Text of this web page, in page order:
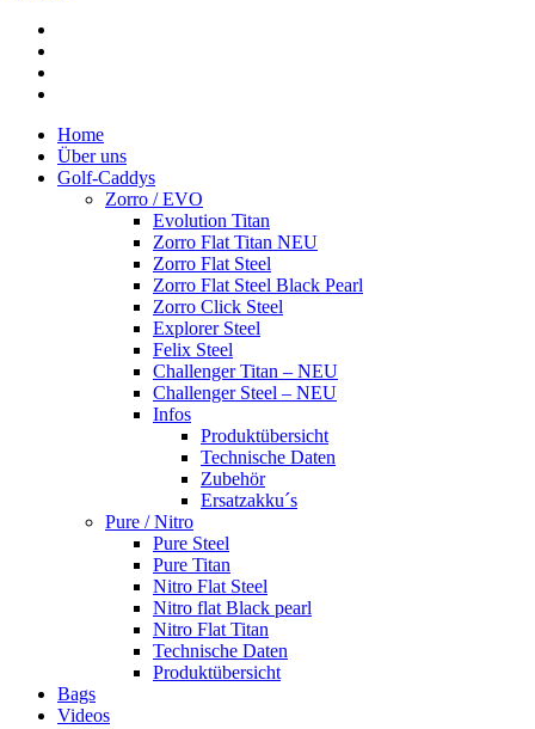
Close
Menu
Home
Über uns
Golf-Caddys
Zorro / EVO
Evolution Titan
Zorro Flat Titan NEU
Zorro Flat Steel
Zorro Flat Steel Black Pearl
Zorro Click Steel
Explorer Steel
Felix Steel
Challenger Titan – NEU
Challenger Steel – NEU
Infos
Produktübersicht
Technische Daten
Zubehör
Ersatzakku´s
Pure / Nitro
Pure Steel
Pure Titan
Nitro Flat Steel
Nitro flat Black pearl
Nitro Flat Titan
Technische Daten
Produktübersicht
Bags
Videos